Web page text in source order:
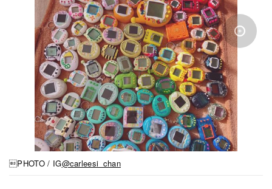
PHOTO / IG@carleesi_chan